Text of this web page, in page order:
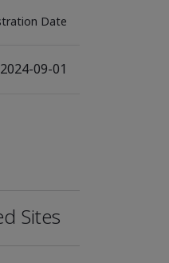
Date
2024-09-01
Sites